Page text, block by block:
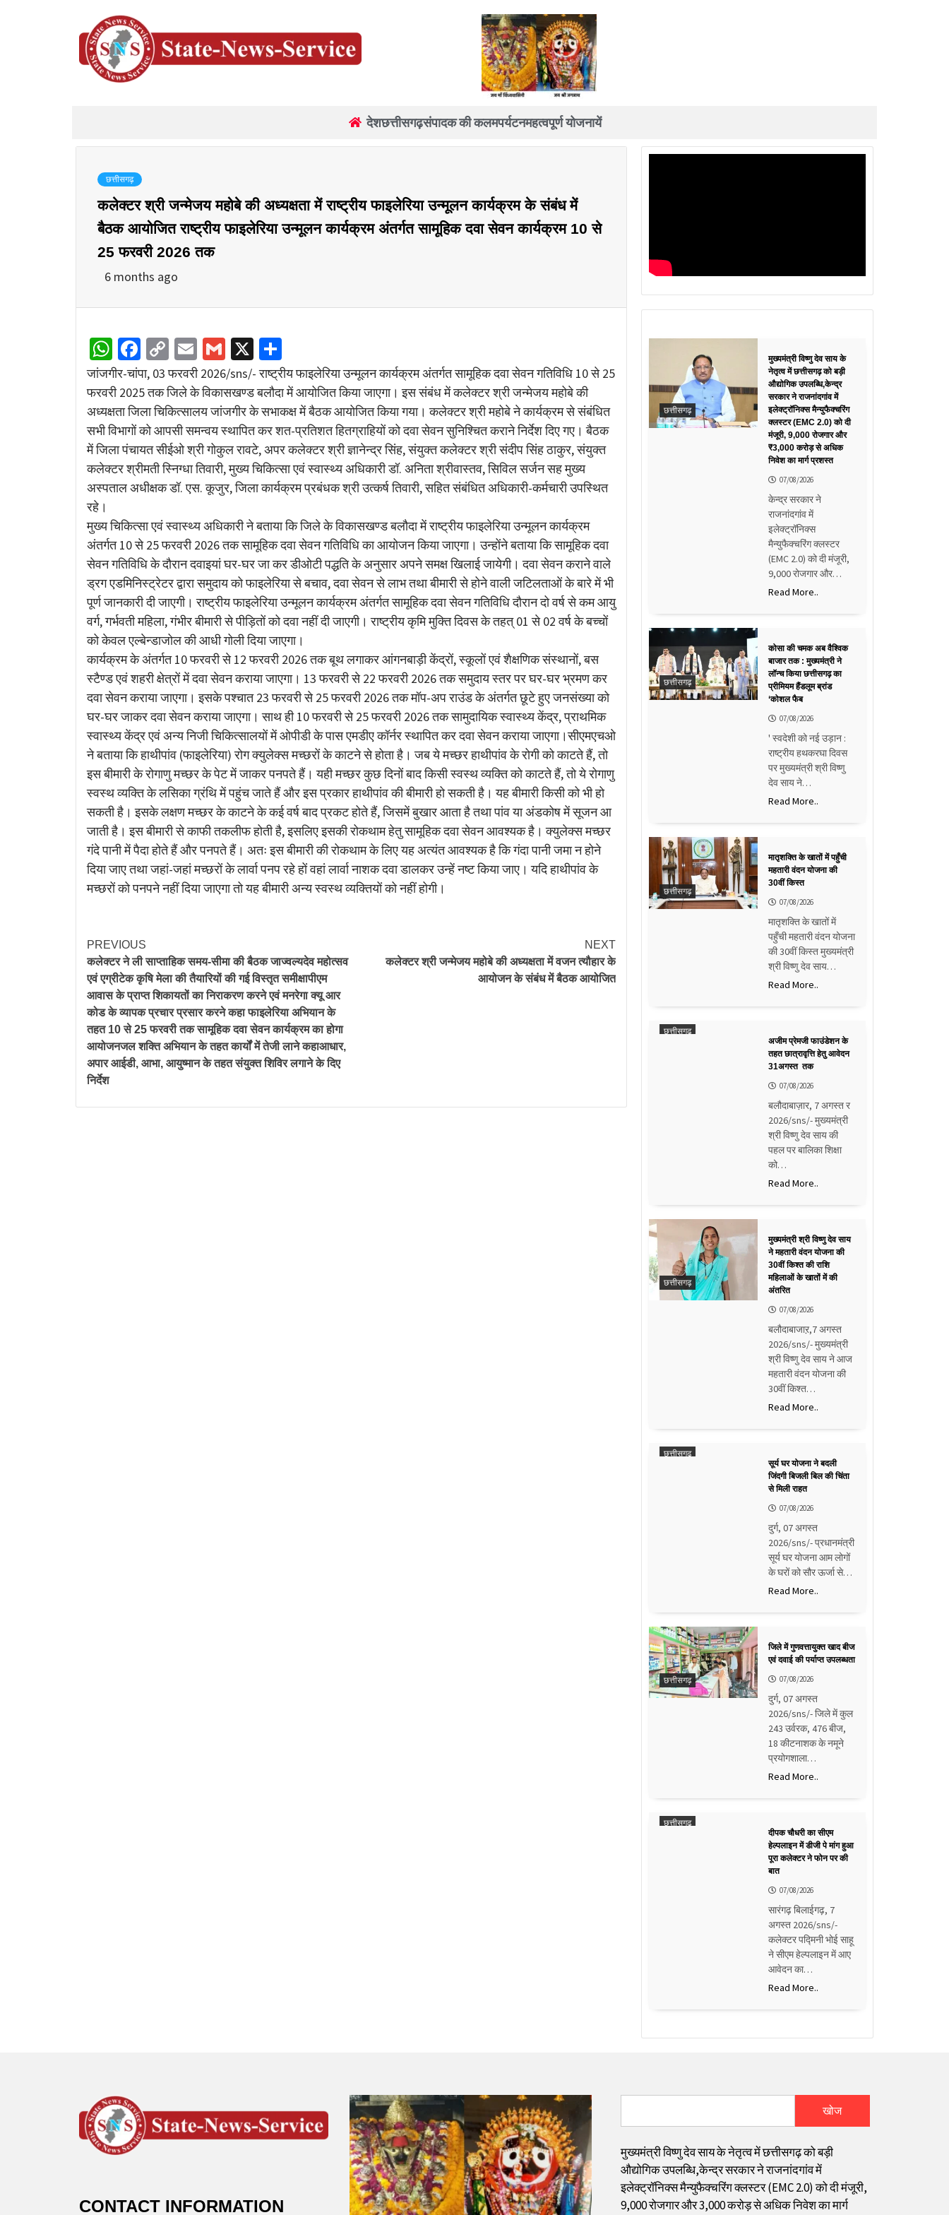
देशछत्तीसगढ़संपादक की कलमपर्यटनमहत्वपूर्ण योजनायें
छत्तीसगढ़
कलेक्टर श्री जन्मेजय महोबे की अध्यक्षता में राष्ट्रीय फाइलेरिया उन्मूलन कार्यक्रम के संबंध में
बैठक आयोजित राष्ट्रीय फाइलेरिया उन्मूलन कार्यक्रम अंतर्गत सामूहिक दवा सेवन कार्यक्रम 10 से
25 फरवरी 2026 तक
6 months ago
WhatsApp
Facebook
Copy
Link
EmailGmail
X
जांजगीर-चांपा, 03 फरवरी 2026/sns/- राष्ट्रीय फाइलेरिया उन्मूलन कार्यक्रम अंतर्गत सामूहिक दवा सेवन गतिविधि 10 से 25
फरवरी 2025 तक जिले के विकासखण्ड बलौदा में आयोजित किया जाएगा। इस संबंध में कलेक्टर श्री जन्मेजय महोबे की
अध्यक्षता जिला चिकित्सालय जांजगीर के सभाकक्ष में बैठक आयोजित किया गया। कलेक्टर श्री महोबे ने कार्यक्रम से संबंधित
सभी विभागों को आपसी समन्वय स्थापित कर शत-प्रतिशत हितग्राहियों को दवा सेवन सुनिश्चित कराने निर्देश दिए गए। बैठक
में जिला पंचायत सीईओ श्री गोकुल रावटे, अपर कलेक्टर श्री ज्ञानेन्द्र सिंह, संयुक्त कलेक्टर श्री संदीप सिंह ठाकुर, संयुक्त
कलेक्टर श्रीमती स्निग्धा तिवारी, मुख्य चिकित्सा एवं स्वास्थ्य अधिकारी डॉ. अनिता श्रीवास्तव, सिविल सर्जन सह मुख्य
अस्पताल अधीक्षक डॉ. एस. कूजुर, जिला कार्यक्रम प्रबंधक श्री उत्कर्ष तिवारी, सहित संबंधित अधिकारी-कर्मचारी उपस्थित
रहे।
मुख्य चिकित्सा एवं स्वास्थ्य अधिकारी ने बताया कि जिले के विकासखण्ड बलौदा में राष्ट्रीय फाइलेरिया उन्मूलन कार्यक्रम
अंतर्गत 10 से 25 फरवरी 2026 तक सामूहिक दवा सेवन गतिविधि का आयोजन किया जाएगा। उन्होंने बताया कि सामूहिक दवा
सेवन गतिविधि के दौरान दवाइयां घर-घर जा कर डीओटी पद्धति के अनुसार अपने समक्ष खिलाई जायेगी। दवा सेवन कराने वाले
ड्रग एडमिनिस्ट्रेटर द्वारा समुदाय को फाइलेरिया से बचाव, दवा सेवन से लाभ तथा बीमारी से होने वाली जटिलताओं के बारे में भी
पूर्ण जानकारी दी जाएगी। राष्ट्रीय फाइलेरिया उन्मूलन कार्यक्रम अंतर्गत सामूहिक दवा सेवन गतिविधि दौरान दो वर्ष से कम आयु
वर्ग, गर्भवती महिला, गंभीर बीमारी से पीड़ितों को दवा नहीं दी जाएगी। राष्ट्रीय कृमि मुक्ति दिवस के तहत् 01 से 02 वर्ष के बच्चों
को केवल एल्बेन्डाजोल की आधी गोली दिया जाएगा।
कार्यक्रम के अंतर्गत 10 फरवरी से 12 फरवरी 2026 तक बूथ लगाकर आंगनबाड़ी केंद्रों, स्कूलों एवं शैक्षणिक संस्थानों, बस
स्टैण्ड एवं शहरी क्षेत्रों में दवा सेवन कराया जाएगा। 13 फरवरी से 22 फरवरी 2026 तक समुदाय स्तर पर घर-घर भ्रमण कर
दवा सेवन कराया जाएगा। इसके पश्चात 23 फरवरी से 25 फरवरी 2026 तक मॉप-अप राउंड के अंतर्गत छूटे हुए जनसंख्या को
घर-घर जाकर दवा सेवन कराया जाएगा। साथ ही 10 फरवरी से 25 फरवरी 2026 तक सामुदायिक स्वास्थ्य केंद्र, प्राथमिक
स्वास्थ्य केंद्र एवं अन्य निजी चिकित्सालयों में ओपीडी के पास एमडीए कॉर्नर स्थापित कर दवा सेवन कराया जाएगा।सीएमएचओ
ने बताया कि हाथीपांव (फाइलेरिया) रोग क्युलेक्स मच्छरों के काटने से होता है। जब ये मच्छर हाथीपांव के रोगी को काटते हैं, तो
इस बीमारी के रोगाणु मच्छर के पेट में जाकर पनपते हैं। यही मच्छर कुछ दिनों बाद किसी स्वस्थ व्यक्ति को काटते हैं, तो ये रोगाणु
स्वस्थ व्यक्ति के लसिका ग्रंथि में पहुंच जाते हैं और इस प्रकार हाथीपांव की बीमारी हो सकती है। यह बीमारी किसी को भी हो
सकती है। इसके लक्षण मच्छर के काटने के कई वर्ष बाद प्रकट होते हैं, जिसमें बुखार आता है तथा पांव या अंडकोष में सूजन आ
जाती है। इस बीमारी से काफी तकलीफ होती है, इसलिए इसकी रोकथाम हेतु सामूहिक दवा सेवन आवश्यक है। क्युलेक्स मच्छर
गंदे पानी में पैदा होते हैं और पनपते हैं। अतः इस बीमारी की रोकथाम के लिए यह अत्यंत आवश्यक है कि गंदा पानी जमा न होने
दिया जाए तथा जहां-जहां मच्छरों के लार्वा पनप रहे हों वहां लार्वा नाशक दवा डालकर उन्हें नष्ट किया जाए। यदि हाथीपांव के
मच्छरों को पनपने नहीं दिया जाएगा तो यह बीमारी अन्य स्वस्थ व्यक्तियों को नहीं होगी।
PREVIOUS
कलेक्टर ने ली साप्ताहिक समय-सीमा की बैठक जाज्वल्यदेव महोत्सव
एवं एग्रीटेक कृषि मेला की तैयारियों की गई विस्तृत समीक्षापीएम
आवास के प्राप्त शिकायतों का निराकरण करने एवं मनरेगा क्यू आर
कोड के व्यापक प्रचार प्रसार करने कहा फाइलेरिया अभियान के
तहत 10 से 25 फरवरी तक सामूहिक दवा सेवन कार्यक्रम का होगा
आयोजनजल शक्ति अभियान के तहत कार्यों में तेजी लाने कहाआधार,
अपार आईडी, आभा, आयुष्मान के तहत संयुक्त शिविर लगाने के दिए
निर्देश
NEXT
कलेक्टर श्री जन्मेजय महोबे की अध्यक्षता में वजन त्यौहार के
आयोजन के संबंध में बैठक आयोजित
छत्तीसगढ़
मुख्यमंत्री विष्णु देव साय के
नेतृत्व में छत्तीसगढ़ को बड़ी
औद्योगिक उपलब्धि,केन्द्र
सरकार ने राजनांदगांव में
इलेक्ट्रॉनिक्स मैन्युफैक्चरिंग
क्लस्टर (EMC 2.0) को दी
मंजूरी, 9,000 रोजगार और
₹3,000 करोड़ से अधिक
निवेश का मार्ग प्रशस्त
07/08/2026
केन्द्र सरकार ने
राजनांदगांव में
इलेक्ट्रॉनिक्स
मैन्युफैक्चरिंग क्लस्टर
(EMC 2.0) को दी मंजूरी,
9,000 रोजगार और…
Read More..
छत्तीसगढ़
कोसा की चमक अब वैश्विक
बाजार तक : मुख्यमंत्री ने
लॉन्च किया छत्तीसगढ़ का
प्रीमियम हैंडलूम ब्रांड
‘कोशल फैब
07/08/2026
' स्वदेशी को नई उड़ान :
राष्ट्रीय हथकरघा दिवस
पर मुख्यमंत्री श्री विष्णु
देव साय ने…
Read More..
छत्तीसगढ़
मातृशक्ति के खातों में पहुँची
महतारी वंदन योजना की
30वीं किस्त
07/08/2026
मातृशक्ति के खातों में
पहुँची महतारी वंदन योजना
की 30वीं किस्त मुख्यमंत्री
श्री विष्णु देव साय…
Read More..
छत्तीसगढ़
अजीम प्रेमजी फाउंडेशन के
तहत छात्रावृत्ति हेतु आवेदन
31अगस्त तक
07/08/2026
बलौदाबाज़ार, 7 अगस्त र
2026/sns/- मुख्यमंत्री
श्री विष्णु देव साय की
पहल पर बालिका शिक्षा
को…
Read More..
छत्तीसगढ़
मुख्यमंत्री श्री विष्णु देव साय
ने महतारी वंदन योजना की
30वीं किश्त की राशि
महिलाओं के खातों में की
अंतरित
07/08/2026
बलौदाबाजाऱ,7 अगस्त
2026/sns/- मुख्यमंत्री
श्री विष्णु देव साय ने आज
महतारी वंदन योजना की
30वीं किश्त…
Read More..
छत्तीसगढ़
सूर्य घर योजना ने बदली
जिंदगी बिजली बिल की चिंता
से मिली राहत
07/08/2026
दुर्ग, 07 अगस्त
2026/sns/- प्रधानमंत्री
सूर्य घर योजना आम लोगों
के घरों को सौर ऊर्जा से…
Read More..
छत्तीसगढ़
जिले में गुणवत्तायुक्त खाद बीज
एवं दवाई की पर्याप्त उपलब्धता
07/08/2026
दुर्ग, 07 अगस्त
2026/sns/- जिले में कुल
243 उर्वरक, 476 बीज,
18 कीटनाशक के नमूने
प्रयोगशाला…
Read More..
छत्तीसगढ़
दीपक चौधरी का सीएम
हेल्पलाइन में डीजी पे मांग हुआ
पूरा कलेक्टर ने फोन पर की
बात
07/08/2026
सारंगढ़ बिलाईगढ़, 7
अगस्त 2026/sns/-
कलेक्टर पद्मिनी भोई साहू
ने सीएम हेल्पलाइन में आए
आवेदन का…
Read More..
CONTACT INFORMATION
खोज
मुख्यमंत्री विष्णु देव साय के नेतृत्व में छत्तीसगढ़ को बड़ी
औद्योगिक उपलब्धि,केन्द्र सरकार ने राजनांदगांव में
इलेक्ट्रॉनिक्स मैन्युफैक्चरिंग क्लस्टर (EMC 2.0) को दी मंजूरी,
9,000 रोजगार और ₹3,000 करोड़ से अधिक निवेश का मार्ग